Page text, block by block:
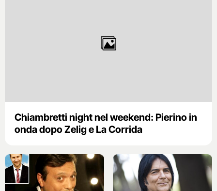
Chiambretti night nel weekend: Pierino in
onda dopo Zelig e La Corrida